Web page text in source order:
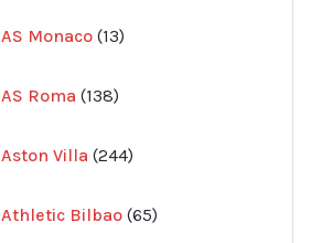
AS Monaco 13
produkter
AS Roma 138
produkter
Aston Villa 244
produkter
Athletic Bilbao 65
produkter